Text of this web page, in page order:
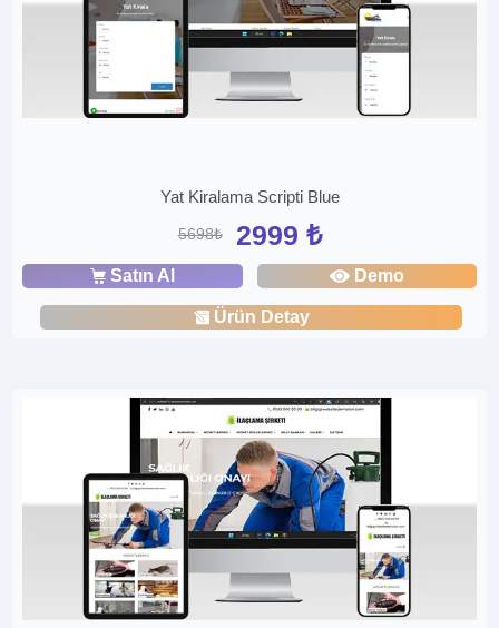
Yat Kiralama Scripti Blue
5698₺ 2999 ₺
Satın Al Demo
Ürün Detay